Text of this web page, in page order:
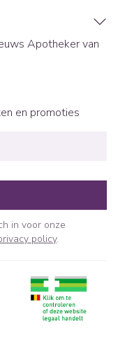
Apotheker van
en promoties
in voor onze
policy.